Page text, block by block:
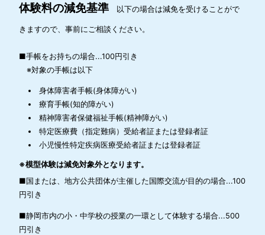
体験料の減免基準 以下の場合は減免を受けることがで
きますので、事前にご相談ください。
■手帳をお持ちの場合...100円引き
※対象の手帳は以下
身体障害者手帳(身体障がい)
療育手帳(知的障がい)
精神障害者保健福祉手帳(精神障がい)
特定医療費（指定難病）受給者証または登録者証
小児慢性特定疾病医療受給者証または登録者証
※模型体験は減免対象外となります。
■国または、地方公共団体が主催した国際交流が目的の場合...100
円引き
■静岡市内の小・中学校の授業の一環として体験する場合...500
円引き